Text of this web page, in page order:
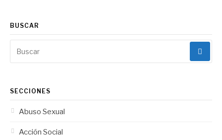
BUSCAR
SECCIONES
Abuso Sexual
Acción Social